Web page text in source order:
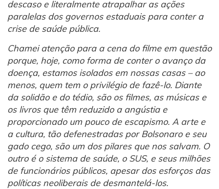
descaso e literalmente atrapalhar as ações
paralelas dos governos estaduais para conter a
crise de saúde pública.
Chamei atenção para a cena do filme em questão
porque, hoje, como forma de conter o avanço da
doença, estamos isolados em nossas casas – ao
menos, quem tem o privilégio de fazê-lo. Diante
da solidão e do tédio, são os filmes, as músicas e
os livros que têm reduzido a angústia e
proporcionado um pouco de escapismo. A arte e
a cultura, tão defenestradas por Bolsonaro e seu
gado cego, são um dos pilares que nos salvam. O
outro é o sistema de saúde, o SUS, e seus milhões
de funcionários públicos, apesar dos esforços das
políticas neoliberais de desmantelá-los.